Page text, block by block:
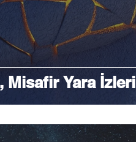
Misafir Yara İzleri